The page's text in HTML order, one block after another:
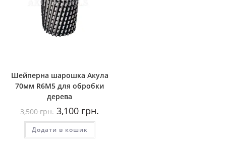
Шейперна шарошка Акула
70мм R6М5 для обробки
дерева
3,500грн. Оригінальна
ціна:
3,500
грн..
3,100 грн.
Додати в кошик